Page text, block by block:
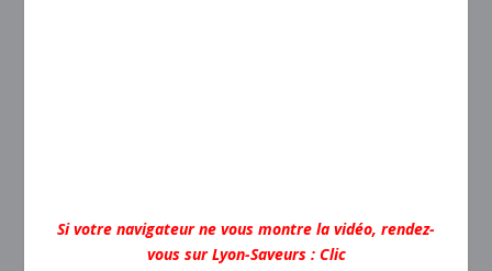
Si votre navigateur ne vous montre la vidéo, rendez-
vous sur Lyon-Saveurs : Clic